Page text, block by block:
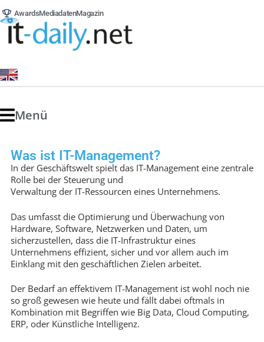
AwardsMediadatenMagazin
Menü
Was ist IT-Management?
In der Geschäftswelt spielt das IT-Management eine zentrale
Rolle bei der Steuerung und
Verwaltung der IT-Ressourcen eines Unternehmens.
Das umfasst die Optimierung und Überwachung von
Hardware, Software, Netzwerken und Daten, um
sicherzustellen, dass die IT-Infrastruktur eines
Unternehmens effizient, sicher und vor allem auch im
Einklang mit den geschäftlichen Zielen arbeitet.
Der Bedarf an effektivem IT-Management ist wohl noch nie
so groß gewesen wie heute und fällt dabei oftmals in
Kombination mit Begriffen wie Big Data, Cloud Computing,
ERP, oder Künstliche Intelligenz.